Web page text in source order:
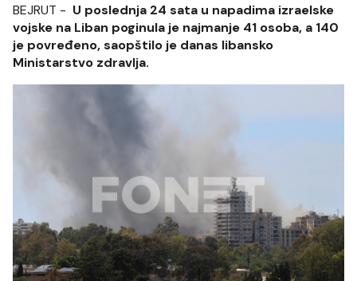
BEJRUT - U poslednja 24 sata u napadima izraelske
vojske na Liban poginula je najmanje 41 osoba, a 140
je povređeno, saopštilo je danas libansko
Ministarstvo zdravlja.